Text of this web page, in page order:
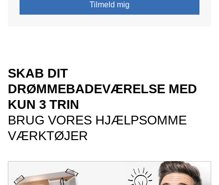
Tilmeld mig
SKAB DIT
DRØMMEBADEVÆRELSE MED
KUN 3 TRIN
BRUG VORES HJÆLPSOMME
VÆRKTØJER